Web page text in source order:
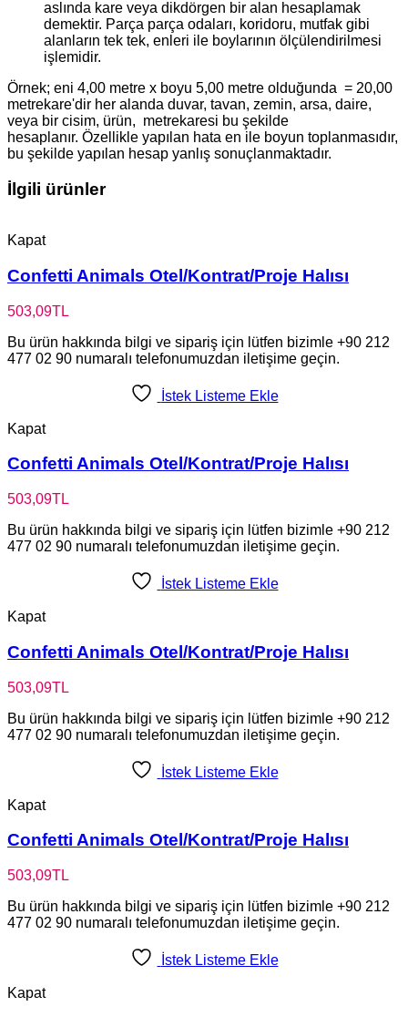
aslında kare veya dikdörgen bir alan hesaplamak
demektir. Parça parça odaları, koridoru, mutfak gibi
alanların tek tek, enleri ile boylarının ölçülendirilmesi
işlemidir.
Örnek; eni 4,00 metre x boyu 5,00 metre olduğunda = 20,00
metrekare'dir her alanda duvar, tavan, zemin, arsa, daire,
veya bir cisim, ürün, metrekaresi bu şekilde
hesaplanır. Özellikle yapılan hata en ile boyun toplanmasıdır,
bu şekilde yapılan hesap yanlış sonuçlanmaktadır.
İlgili ürünler
Kapat
Confetti Animals Otel/Kontrat/Proje Halısı
503,09TL
Bu ürün hakkında bilgi ve sipariş için lütfen bizimle +90 212
477 02 90 numaralı telefonumuzdan iletişime geçin.
İstek Listeme Ekle
Kapat
Confetti Animals Otel/Kontrat/Proje Halısı
503,09TL
Bu ürün hakkında bilgi ve sipariş için lütfen bizimle +90 212
477 02 90 numaralı telefonumuzdan iletişime geçin.
İstek Listeme Ekle
Kapat
Confetti Animals Otel/Kontrat/Proje Halısı
503,09TL
Bu ürün hakkında bilgi ve sipariş için lütfen bizimle +90 212
477 02 90 numaralı telefonumuzdan iletişime geçin.
İstek Listeme Ekle
Kapat
Confetti Animals Otel/Kontrat/Proje Halısı
503,09TL
Bu ürün hakkında bilgi ve sipariş için lütfen bizimle +90 212
477 02 90 numaralı telefonumuzdan iletişime geçin.
İstek Listeme Ekle
Kapat